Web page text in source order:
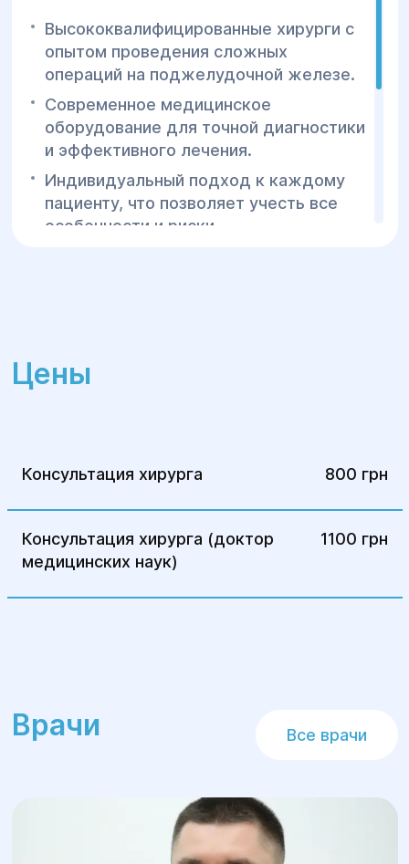
Высококвалифицированные хирурги с
опытом проведения сложных
операций на поджелудочной железе.
Современное медицинское
оборудование для точной диагностики
и эффективного лечения.
Индивидуальный подход к каждому
пациенту, что позволяет учесть все
особенности и риски.
реабилитации "Гелиос" для консультаций
и получения высококвалифицированной
Цены
Консультация хирурга 800 грн
Консультация хирурга (доктор
медицинских наук)
1100 грн
Врачи Все врачи